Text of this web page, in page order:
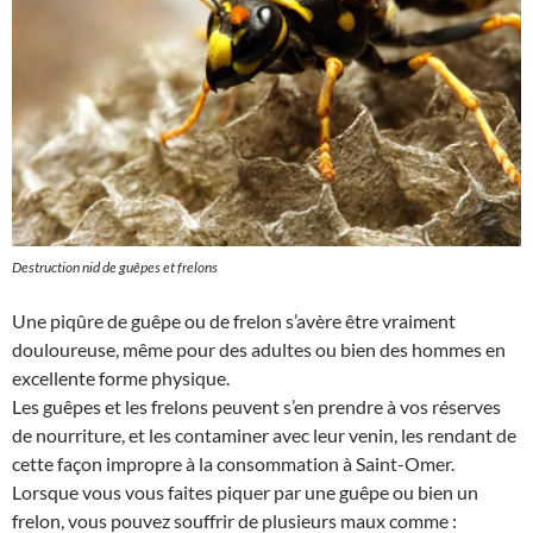
Destruction nid de guêpes et frelons
Une piqûre de guêpe ou de frelon s’avère être vraiment
douloureuse, même pour des adultes ou bien des hommes en
excellente forme physique.
Les guêpes et les frelons peuvent s’en prendre à vos réserves
de nourriture, et les contaminer avec leur venin, les rendant de
cette façon impropre à la consommation à Saint-Omer.
Lorsque vous vous faites piquer par une guêpe ou bien un
frelon, vous pouvez souffrir de plusieurs maux comme :